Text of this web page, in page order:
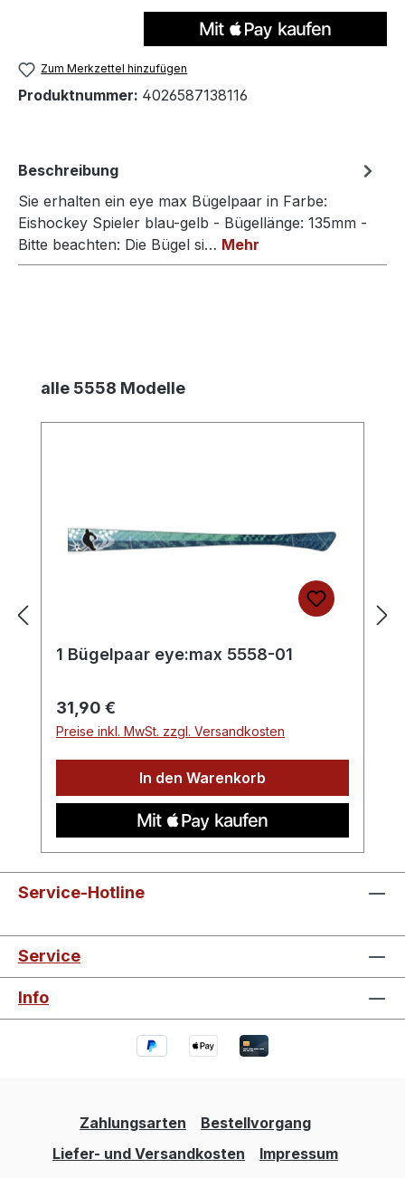
Zum Merkzettel hinzufügen
Produktnummer: 4026587138116
Beschreibung
Sie erhalten ein eye max Bügelpaar in Farbe:
Eishockey Spieler blau-gelb - Bügellänge: 135mm -
Bitte beachten: Die Bügel si… Mehr
Produktgalerie überspringen
alle 5558 Modelle
1 Bügelpaar eye:max 5558-01
Regulärer Preis:
31,90 €
Preise inkl. MwSt. zzgl. Versandkosten
In den Warenkorb
Service-Hotline
Service
Info
Zahlungsarten
Bestellvorgang
Liefer- und Versandkosten
Impressum